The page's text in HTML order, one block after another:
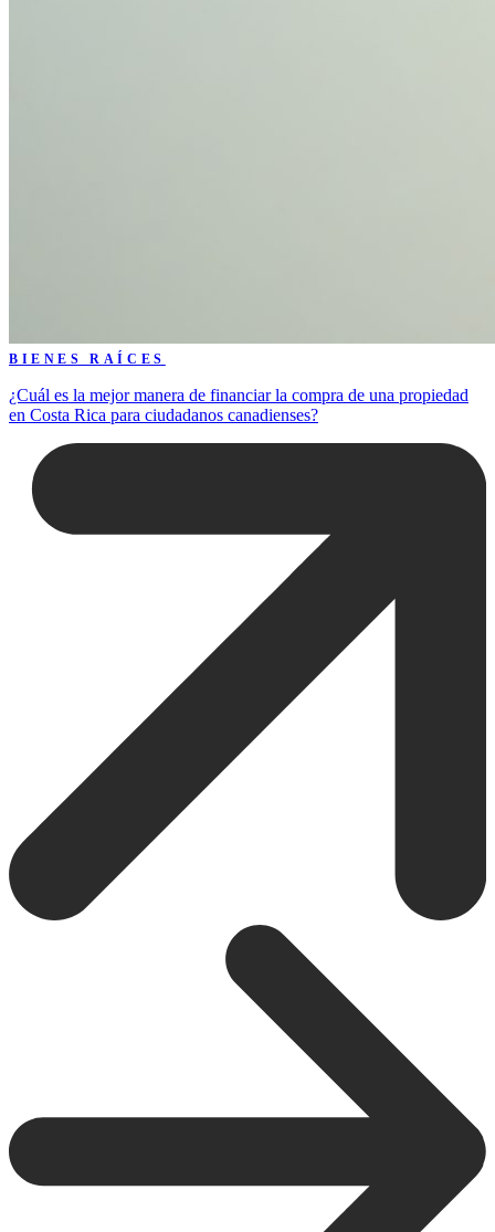
BIENES RAÍCES
¿Cuál es la mejor manera de financiar la compra de una propiedad
en Costa Rica para ciudadanos canadienses?